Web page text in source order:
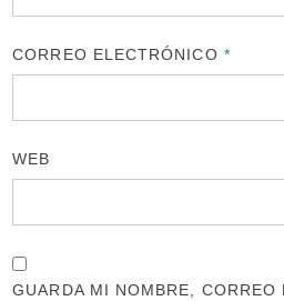
CORREO ELECTRÓNICO *
WEB
GUARDA MI NOMBRE, CORREO